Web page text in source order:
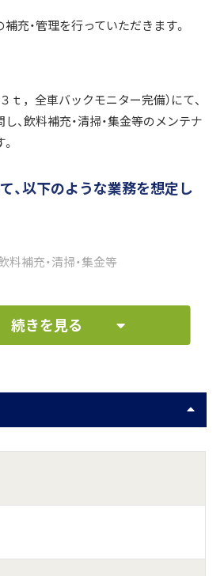
充・管理を行っていただきます。
ｔ，全車バックモニター完備）にて、
、飲料補充・清掃・集金等のメンテナ
、以下のような業務を想定し
料補充・清掃・集金等
社？
来、企業改革を行い、千葉県、神奈川
を使命とし、人材育成を大切に考え、
続きを見る